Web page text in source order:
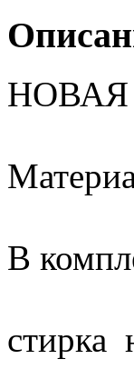
НОВАЯ
В
стирка